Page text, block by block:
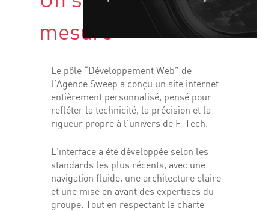
mesure
Le pôle “Développement Web” de
l’Agence Sweep a conçu un site internet
entièrement personnalisé, pensé pour
refléter la technicité, la précision et la
rigueur propre à l’univers de F-Tech.
L’interface a été développée selon les
standards les plus récents, avec une
navigation fluide, une architecture claire
et une mise en avant des expertises du
groupe. Tout en respectant la charte